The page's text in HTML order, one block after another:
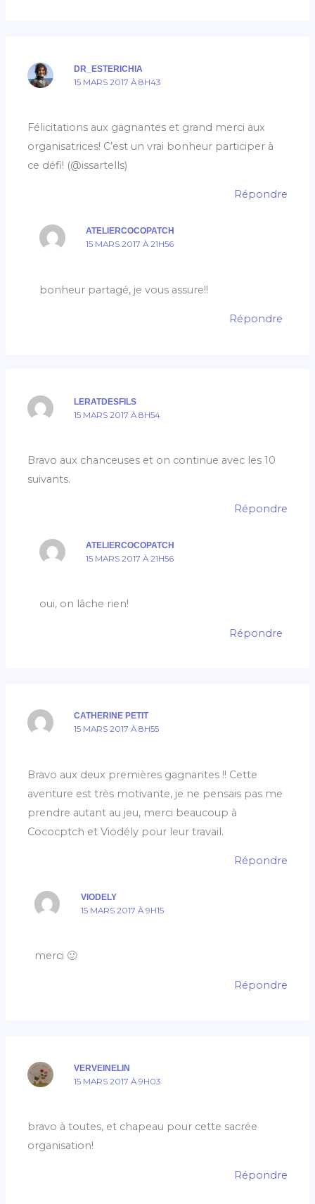
DR_ESTERICHIA
15 MARS 2017 À 8H43
Félicitations aux gagnantes et grand merci aux
organisatrices! C’est un vrai bonheur participer à
ce défi! (@issartells)
Répondre
ATELIERCOCOPATCH
15 MARS 2017 À 21H56
bonheur partagé, je vous assure!!
Répondre
LERATDESFILS
15 MARS 2017 À 8H54
Bravo aux chanceuses et on continue avec les 10
suivants.
Répondre
ATELIERCOCOPATCH
15 MARS 2017 À 21H56
oui, on lâche rien!
Répondre
CATHERINE PETIT
15 MARS 2017 À 8H55
Bravo aux deux premières gagnantes !! Cette
aventure est très motivante, je ne pensais pas me
prendre autant au jeu, merci beaucoup à
Cococptch et Viodély pour leur travail.
Répondre
VIODELY
15 MARS 2017 À 9H15
merci 🙂
Répondre
VERVEINELIN
15 MARS 2017 À 9H03
bravo à toutes, et chapeau pour cette sacrée
organisation!
Répondre